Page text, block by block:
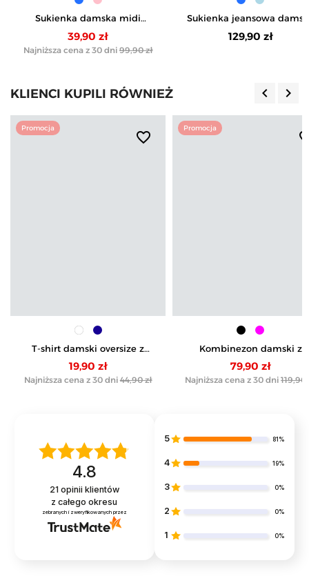
Sukienka damska midi
wiskozowa z kopertowym
dekoltem i rozcięciem
39,90 zł
Najniższa cena z 30 dni 99,90 zł
Sukienka jeansowa
szmizjerka
129,90 zł
KLIENCI KUPILI RÓWNIEŻ keyboard_arrow_left keyboard_arrow_right
Promocja
favorite_border
T-shirt damski oversize z
nadrukiem
19,90 zł
Najniższa cena z 30 dni 44,90 zł
Promocja
Kombinezon damski z
kopertowym dekoltem i
paskiem
79,90 zł
Najniższa cena z 30 dni 119,90
4.8
21 opinii klientów
z całego okresu
zebranych i zweryfikowanych przez
5 81%
4 19%
3 0%
2 0%
1 0%